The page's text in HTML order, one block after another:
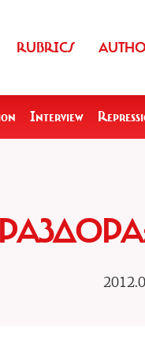
RUBRICS
Interview